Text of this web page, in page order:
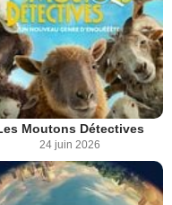
Moutons Détectives
24 juin 2026